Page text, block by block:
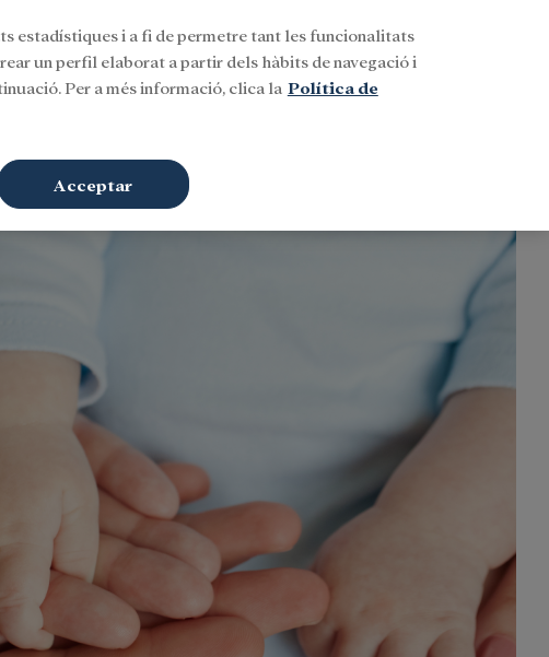
Iniciar sessió Buscar
estadístiques i a fi de permetre tant les funcionalitats
un perfil elaborat a partir dels hàbits de navegació i
Per a més informació, clica la Política de
Acceptar